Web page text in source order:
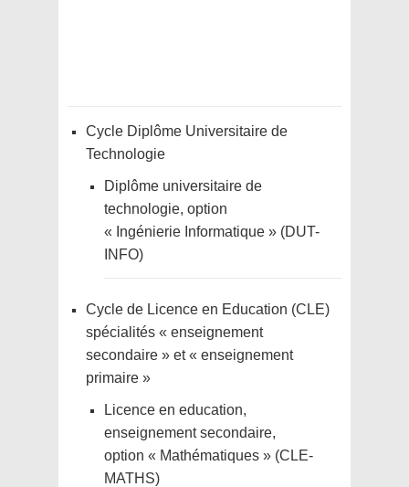
Cycle Diplôme Universitaire de
Technologie
Diplôme universitaire de
technologie, option
« Ingénierie Informatique » (DUT-
INFO)
Cycle de Licence en Education (CLE)
spécialités « enseignement
secondaire » et « enseignement
primaire »
Licence en education,
enseignement secondaire,
option « Mathématiques » (CLE-
MATHS)